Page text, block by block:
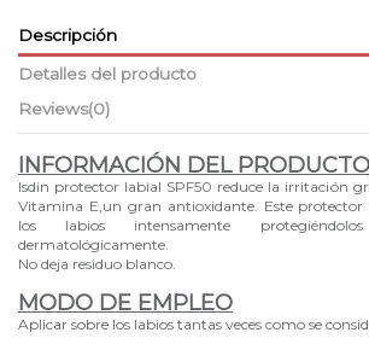
Descripción
Detalles del producto
Reviews(0)
INFORMACIÓN DEL PRODUCTO
Isdin protector labial SPF50 reduce la irritación
Vitamina E,un gran antioxidante. Este
los labios intensamente
dermatológicamente.
No deja residuo blanco.
MODO DE EMPLEO
Aplicar sobre los labios tantas veces como se